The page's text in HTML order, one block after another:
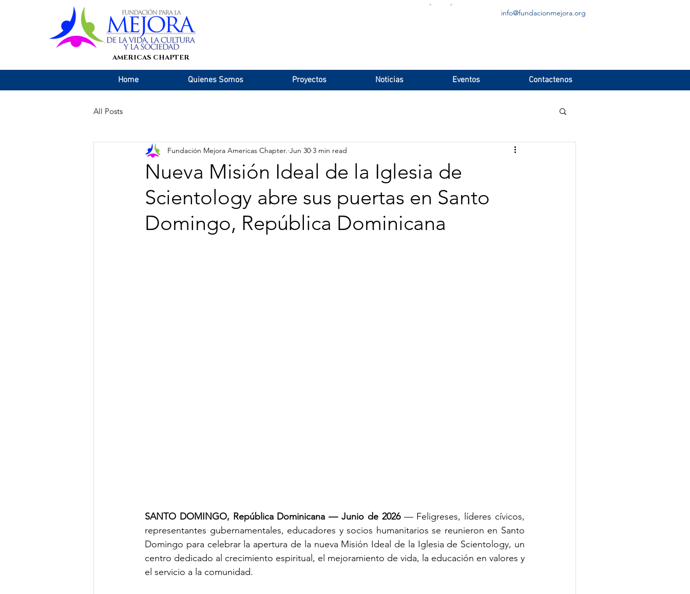
info@fundacionmejora.org
AMERICAS CHAPTER
Home Quienes Somos Proyectos Noticias Eventos Contactenos
All Posts
Nueva Misión Ideal de la Iglesia de
Scientology abre sus puertas en Santo
Domingo, República Dominicana
Fundación Mejora Americas Chapter. Jun 30 3 min read
SANTO DOMINGO, República Dominicana — Junio de 2026 — Feligreses, líderes cívicos,
representantes gubernamentales, educadores y socios humanitarios se reunieron en Santo
Domingo para celebrar la apertura de la nueva Misión Ideal de la Iglesia de Scientology, un
centro dedicado al crecimiento espiritual, el mejoramiento de vida, la educación en valores y
el servicio a la comunidad.